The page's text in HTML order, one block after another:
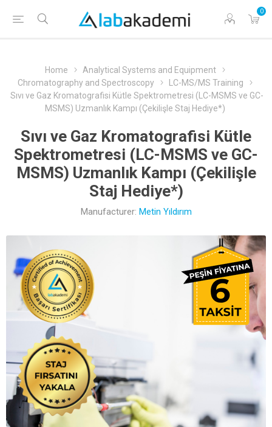
0
Home
Analytical Systems and Equipment
Chromatography and Spectroscopy
LC-MS/MS Training
Sıvı ve Gaz Kromatografisi Kütle Spektrometresi (LC-MSMS ve GC-
MSMS) Uzmanlık Kampı (Çekilişle Staj Hediye*)
Sıvı ve Gaz Kromatografisi Kütle
Spektrometresi (LC-MSMS ve GC-
MSMS) Uzmanlık Kampı (Çekilişle
Staj Hediye*)
Manufacturer: Metin Yıldırım